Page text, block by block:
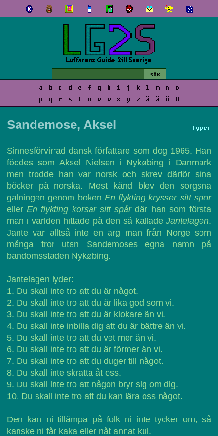
a b c d e f g h i j k l m n
o
p
q r s t u v w x y z å ä ö #
Typer
Sandemose, Aksel
Sinnesförvirrad dansk författare som dog 1965. Han
föddes som Aksel Nielsen i Nykøbing i Danmark
men trodde han var norsk och skrev därför sina
böcker på norska. Mest känd blev den sorgsna
galningen genom boken En flykting krysser sitt spor
ellerEn flykting korsar sitt spårdär han som första
man i världen hittade på den så kallade Jantelagen.
Jante var alltså inte en arg man från Norge som
många tror utan Sandemoses egna namn på
bandomsstaden Nykøbing.
Jantelagen lyder:
1. Du skall inte tro att du är något.
2. Du skall inte tro att du är lika god som vi.
3. Du skall inte tro att du är klokare än vi.
4. Du skall inte inbilla dig att du är bättre än vi.
5. Du skall inte tro att du vet mer än vi.
6. Du skall inte tro att du är förmer än vi.
7. Du skall inte tro att du duger till något.
8. Du skall inte skratta åt oss.
9. Du skall inte tro att någon bryr sig om dig.
10. Du skall inte tro att du kan lära oss något.
Den kan ni tillämpa på folk ni inte tycker om, så
kanske ni får kaka eller nåt annat kul.